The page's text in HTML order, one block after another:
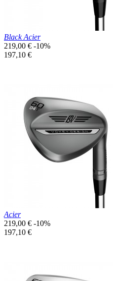
Black Acier
Prix
de
219,00 € -10%
Prix
197,10 €
Prix réduit
Aperçu rapide
Acier
Prix
de
219,00 € -10%
Prix
197,10 €
Prix réduit